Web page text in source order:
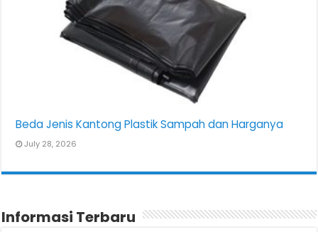
Beda Jenis Kantong Plastik Sampah dan Harganya
July 28, 2026
Informasi Terbaru